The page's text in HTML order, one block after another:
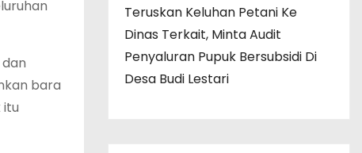
bara
itu
Teruskan Keluhan Petani Ke
Dinas Terkait, Minta Audit
Penyaluran Pupuk Bersubsidi Di
Desa Budi Lestari